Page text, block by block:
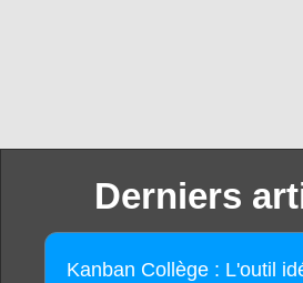
Derniers
Kanban Collège : L'outil